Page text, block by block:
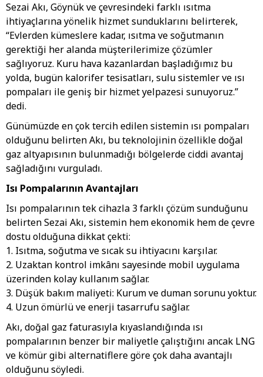
Sezai Akı, Göynük ve çevresindeki farklı ısıtma
ihtiyaçlarına yönelik hizmet sunduklarını belirterek,
“Evlerden kümeslere kadar, ısıtma ve soğutmanın
gerektiği her alanda müşterilerimize çözümler
sağlıyoruz. Kuru hava kazanlardan başladığımız bu
yolda, bugün kalorifer tesisatları, sulu sistemler ve ısı
pompaları ile geniş bir hizmet yelpazesi sunuyoruz.”
dedi.
Günümüzde en çok tercih edilen sistemin ısı pompaları
olduğunu belirten Akı, bu teknolojinin özellikle doğal
gaz altyapısının bulunmadığı bölgelerde ciddi avantaj
sağladığını vurguladı.
Isı Pompalarının Avantajları
Isı pompalarının tek cihazla 3 farklı çözüm sunduğunu
belirten Sezai Akı, sistemin hem ekonomik hem de çevre
dostu olduğuna dikkat çekti:
1. Isıtma, soğutma ve sıcak su ihtiyacını karşılar.
2. Uzaktan kontrol imkânı sayesinde mobil uygulama
üzerinden kolay kullanım sağlar.
3. Düşük bakım maliyeti: Kurum ve duman sorunu yoktur.
4. Uzun ömürlü ve enerji tasarrufu sağlar.
Akı, doğal gaz faturasıyla kıyaslandığında ısı
pompalarının benzer bir maliyetle çalıştığını ancak LNG
ve kömür gibi alternatiflere göre çok daha avantajlı
olduğunu söyledi.